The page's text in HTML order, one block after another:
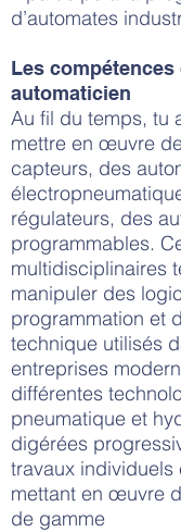
d’automates
Les compétences
automaticien
Au fil du temps, tu
mettre en œuvre
capteurs, des
régulateurs, des
programmables.
multidisciplinaires
manipuler des
programmation et
technique utilisés
entreprises
différentes
pneumatique et
digérées
travaux individuels
mettant en œuvre
de gamme